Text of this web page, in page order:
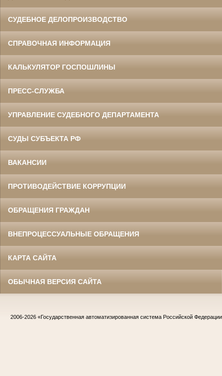
СУДЕБНОЕ ДЕЛОПРОИЗВОДСТВО
СПРАВОЧНАЯ ИНФОРМАЦИЯ
КАЛЬКУЛЯТОР ГОСПОШЛИНЫ
ПРЕСС-СЛУЖБА
УПРАВЛЕНИЕ СУДЕБНОГО ДЕПАРТАМЕНТА
СУДЫ СУБЪЕКТА РФ
ВАКАНСИИ
ПРОТИВОДЕЙСТВИЕ КОРРУПЦИИ
ОБРАЩЕНИЯ ГРАЖДАН
ВНЕПРОЦЕССУАЛЬНЫЕ ОБРАЩЕНИЯ
КАРТА САЙТА
ОБЫЧНАЯ ВЕРСИЯ САЙТА
2006-2026 «Государственная автоматизированная система Российской